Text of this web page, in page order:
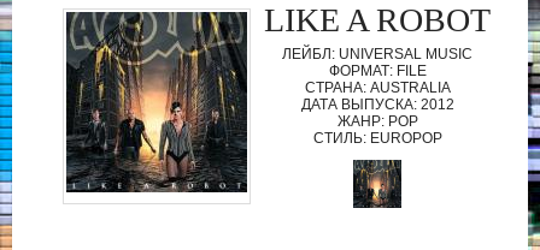
LIKE A ROBOT
ЛЕЙБЛ: UNIVERSAL MUSIC
ФОРМАТ: FILE
СТРАНА: AUSTRALIA
ДАТА ВЫПУСКА: 2012
ЖАНР: POP
СТИЛЬ: EUROPOP